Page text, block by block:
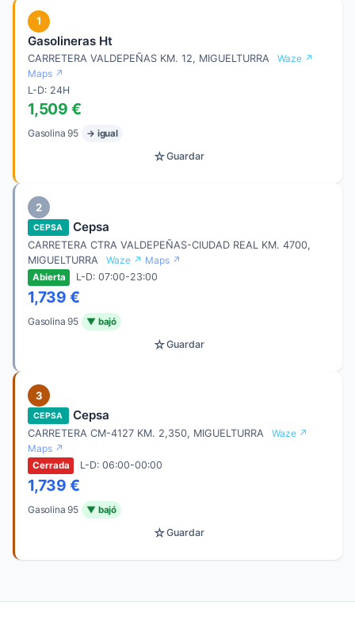
1
Gasolineras Ht
CARRETERA VALDEPEÑAS KM. 12, MIGUELTURRA
Waze ↗
Maps ↗
L-D: 24H
1,509 €
Gasolina 95 → igual
☆Guardar
2
CEPSA Cepsa
CARRETERA CTRA VALDEPEÑAS-CIUDAD REAL KM. 4700,
MIGUELTURRA
Waze ↗ Maps ↗
Abierta L-D: 07:00-23:00
1,739 €
Gasolina 95 ▼ bajó
☆Guardar
3
CEPSA Cepsa
CARRETERA CM-4127 KM. 2,350, MIGUELTURRA
Waze ↗
Maps ↗
Cerrada L-D: 06:00-00:00
1,739 €
Gasolina 95 ▼ bajó
☆Guardar